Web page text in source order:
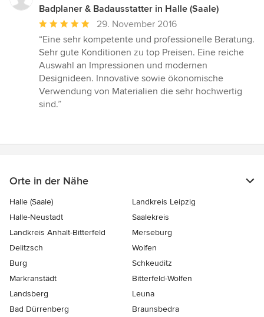
Badplaner & Badausstatter in Halle (Saale)
Durchschnittliche
Bewertung:
5
von
5
Sternen
29. November 2016
“Eine sehr kompetente und professionelle Beratung.
Sehr gute Konditionen zu top Preisen. Eine reiche
Auswahl an Impressionen und modernen
Designideen. Innovative sowie ökonomische
Verwendung von Materialien die sehr hochwertig
sind.”
Orte in der Nähe
Halle (Saale)
Landkreis Leipzig
Halle-Neustadt
Saalekreis
Landkreis Anhalt-Bitterfeld
Merseburg
Delitzsch
Wolfen
Burg
Schkeuditz
Markranstädt
Bitterfeld-Wolfen
Landsberg
Leuna
Bad Dürrenberg
Braunsbedra